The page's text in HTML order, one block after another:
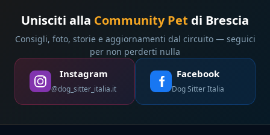
Unisciti alla Community Pet di Brescia
Consigli, foto, storie e aggiornamenti dal circuito — seguici
per non perderti nulla
Instagram
@dog_sitter_italia.it
Facebook
Dog Sitter Italia